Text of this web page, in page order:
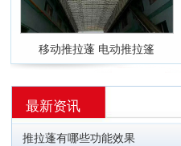
移动推拉蓬 电动推拉篷
最新资讯
推拉蓬有哪些功能效果